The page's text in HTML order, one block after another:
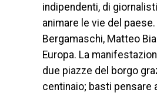
indipendenti, di
animare le vie del
Bergamaschi, Matteo
Europa. La
due piazze del borgo
centinaio; basti pensare